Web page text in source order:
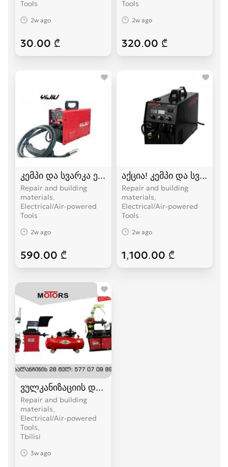
Tools
2w ago
30.00 ₾
Tools
2w ago
320.00 ₾
კემპი და სვარკა ერთ აპარატში, რომლითაც
Repair and building
materials,
Electrical/Air-powered
Tools
2w ago
590.00 ₾
აქცია! კემპი და სვარკა
Repair and building
materials,
Electrical/Air-powered
Tools
2w ago
1,100.00 ₾
ვულკანიზაციის დანადგარები
Repair and building
materials,
Electrical/Air-powered
Tools
Tbilisi
3w ago